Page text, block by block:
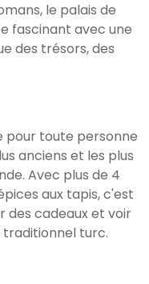
le palais de
fascinant avec une
des trésors, des
pour toute personne
anciens et les plus
Avec plus de 4
aux tapis, c'est
des cadeaux et voir
turc.